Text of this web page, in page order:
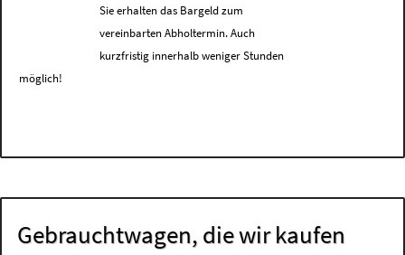
Sie erhalten das Bargeld zum
vereinbarten Abholtermin. Auch
kurzfristig innerhalb weniger Stunden
möglich!
Gebrauchtwagen, die wir kaufen